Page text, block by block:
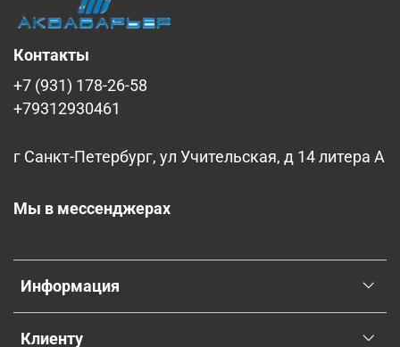
Информация
Клиенту
Контакты
+7 (931) 178-26-58
+79312930461
г Санкт-Петербург, ул Учительская, д 14 литера А
Мы в мессенджерах